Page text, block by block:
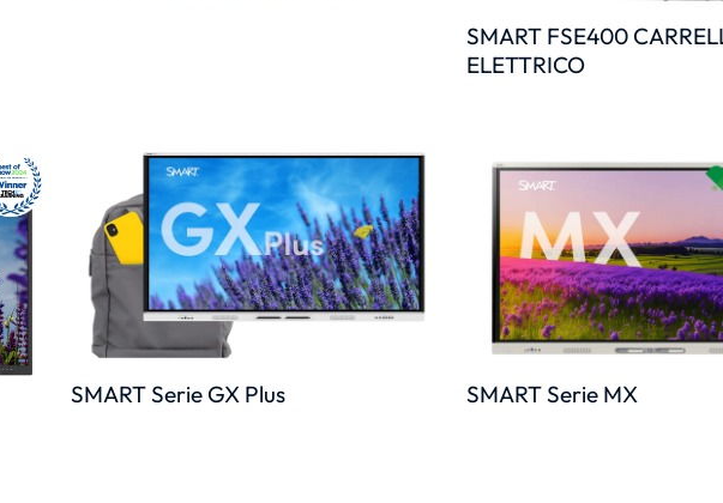
SMART FSE400
ELETTRICO
SMART Serie GX Plus SMART Serie MX